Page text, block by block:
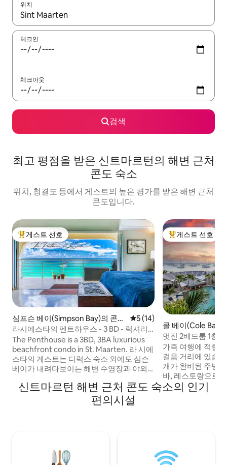
위치
결과가 나오면 위·아래 화살표 키를 사용하거나 터치 또는 스와이
체크인
체크아웃
검색
최고 평점을 받은 신트마르턴의 해변 근처
콘도 숙소
위치, 청결도 등에서 게스트의 높은 평가를 받은 해변 근처
콘도입니다.
상위 게스트 선호
게스트 선호
심프슨 베이(Simpson Bay)의 콘도
미니엄
평점 5점(5점 만점), 후기 14
5 (14)
라시에스타의 펜트하우스 - 3 BD - 럭셔리
가 기다립니다!
The Penthouse is a 3BD, 3BA luxurious
beachfront condo in St. Maarten. 라 시에
스타의 게스트는 디럭스 숙소 외에도 심슨
베이가 내려다보이는 해변 수영장과 야외
습니다. 심슨 베이 비치는 아침 산책과 저녁
노을을 즐기기에 완벽한 1마일 이상의 카리
브해 파라다이스로, 수영과 스노클링에 이
상위 게스트 선호
게스트 선호
콜 베이(Cole Bay)
멋진 2베드룸 1층
가족 여행에 적합
걸음 거리에 있습
개가 완비된 주방
바, 레스토랑으로
레스토랑까지 도
에 있습니다. 수상
요금 포함).
신트마르턴 해변 근처 콘도 숙소의 인기
편의시설